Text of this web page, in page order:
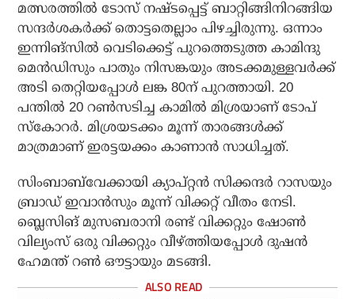
മത്സരത്തില്‍ ടോസ് നഷ്ടപ്പെട്ട് ബാറ്റിങ്ങിനിറങ്ങിയ
സന്ദര്‍ശകര്‍ക്ക് തൊട്ടതെല്ലാം പിഴച്ചിരുന്നു. ഒന്നാം
ഇന്നിങ്‌സില്‍ വെടിക്കെട്ട് പുറത്തെടുത്ത കാമിന്ദു
മെന്‍ഡിസും പാതും നിസങ്കയും അടക്കമുള്ളവര്‍ക്ക്
അടി തെറ്റിയപ്പോള്‍ ലങ്ക 80ന് പുറത്തായി. 20
പന്തില്‍ 20 റണ്‍സടിച്ച കാമില്‍ മിശ്രയാണ് ടോപ്
സ്‌കോറര്‍. മിശ്രയടക്കം മൂന്ന് താരങ്ങള്‍ക്ക്
മാത്രമാണ് ഇരട്ടയക്കം കാണാന്‍ സാധിച്ചത്.
സിംബാബ്‌വേക്കായി ക്യാപ്റ്റന്‍ സിക്കന്ദര്‍ റാസയും
ബ്രാഡ് ഇവാന്‍സും മൂന്ന് വിക്കറ്റ് വീതം നേടി.
ബ്ലെസിങ് മുസബരാനി രണ്ട് വിക്കറ്റും ഷോണ്‍
വില്യംസ് ഒരു വിക്കറ്റും വീഴ്ത്തിയപ്പോള്‍ ദുഷന്‍
ഹേമന്ത് റണ്‍ ഔട്ടായും മടങ്ങി.